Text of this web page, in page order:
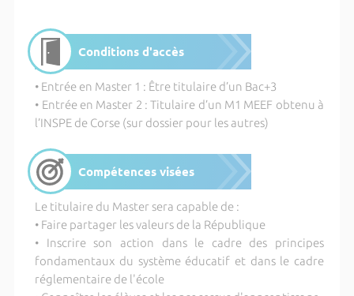
Conditions d'accès
• Entrée en Master 1 : Être titulaire d’un Bac+3
• Entrée en Master 2 : Titulaire d’un M1 MEEF obtenu à
l’INSPE de Corse (sur dossier pour les autres)
Compétences visées
Le titulaire du Master sera capable de :
• Faire partager les valeurs de la République
• Inscrire son action dans le cadre des principes
fondamentaux du système éducatif et dans le cadre
réglementaire de l'école